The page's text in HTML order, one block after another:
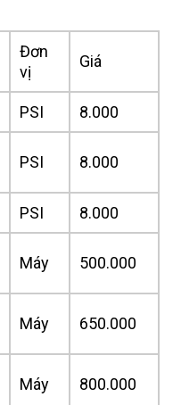
Đơn
vị
Giá
PSI 8.000
PSI 8.000
PSI 8.000
Máy 500.000
Máy 650.000
Máy 800.000